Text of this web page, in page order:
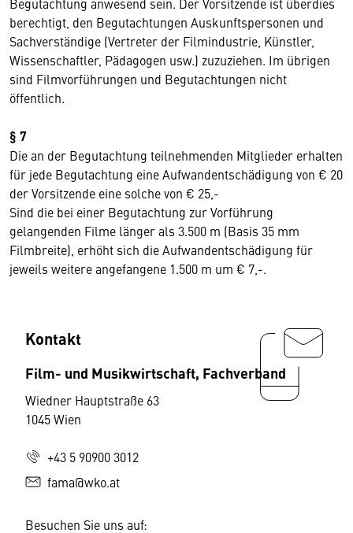
berechtigt, den Begutachtungen Auskunftspersonen und
Sachverständige (Vertreter der Filmindustrie, Künstler,
Wissenschaftler, Pädagogen usw.) zuzuziehen. Im übrigen
sind Filmvorführungen und Begutachtungen nicht
öffentlich.
§ 7
Die an der Begutachtung teilnehmenden Mitglieder erhalten
für jede Begutachtung eine Aufwandentschädigung von € 20
der Vorsitzende eine solche von € 25,-
Sind die bei einer Begutachtung zur Vorführung
gelangenden Filme länger als 3.500 m (Basis 35 mm
Filmbreite), erhöht sich die Aufwandentschädigung für
jeweils weitere angefangene 1.500 m um € 7,-.
Kontakt
Film- und Musikwirtschaft, Fachverband
Wiedner Hauptstraße 63
1045 Wien
+43 5 90900 3012
fama@wko.at
Besuchen Sie uns auf: